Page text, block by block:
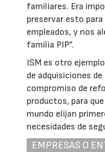
familiares. Era
preservar esto
empleados, y nos
familia PIP”.
ISM es otro
de adquisiciones de
compromiso de
productos, para
mundo elijan
necesidades de
EMPRESAS O